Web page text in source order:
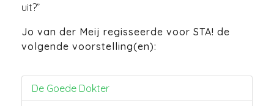
uit?”
Jo van der Meij regisseerde voor STA! de
volgende voorstelling(en):
De Goede Dokter